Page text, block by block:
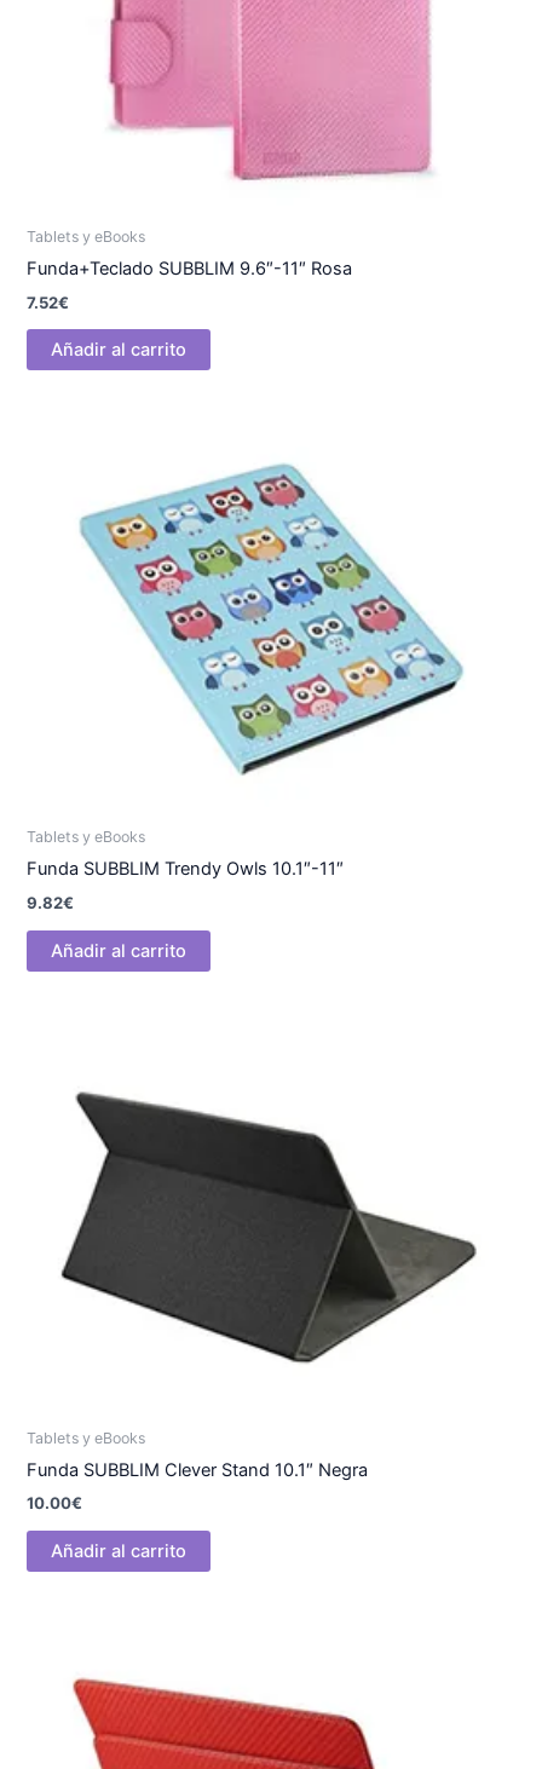
Tablets y eBooks
Funda+Teclado SUBBLIM 9.6″-11″ Rosa
7.52€
Añadir al carrito
Tablets y eBooks
Funda SUBBLIM Trendy Owls 10.1″-11″
9.82€
Añadir al carrito
Tablets y eBooks
Funda SUBBLIM Clever Stand 10.1″ Negra
10.00€
Añadir al carrito